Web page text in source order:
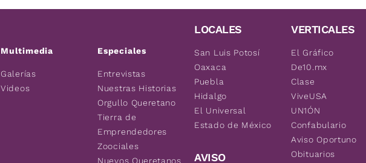
Multimedia
Galerías
Videos
Especiales
Entrevistas
Nuestras Historias
Orgullo Queretano
Tierra de
Emprendedores
Zoociales
Nuevos Queretanos
LOCALES
San Luis Potosí
Oaxaca
Puebla
Hidalgo
El Universal
Estado de México
AVISO
VERTICALES
El Gráfico
De10.mx
Clase
ViveUSA
UN1ÓN
Confabulario
Aviso Oportuno
Obituarios